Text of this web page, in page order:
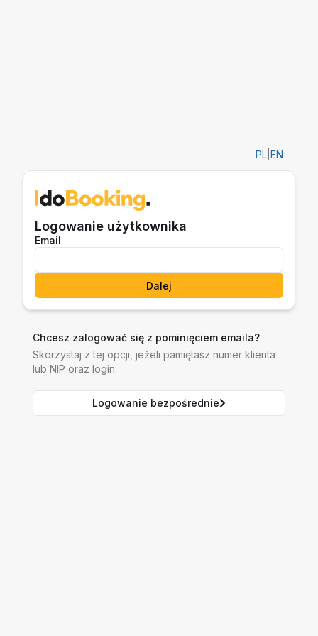
PL EN
Logowanie użytkownika
Email
Dalej
Chcesz zalogować się z pominięciem emaila?
Skorzystaj z tej opcji, jeżeli pamiętasz numer klienta
lub NIP oraz login.
Logowanie bezpośrednie